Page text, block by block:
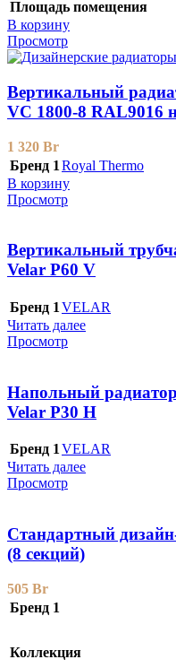
Площадь помещения
В корзину
Просмотр
Вертикальный
VС 1800-8 RAL9016
1 320 Br
Бренд 1 Royal Thermo
В корзину
Просмотр
Вертикальный
Velar P60 V
Бренд 1 VELAR
Читать далее
Просмотр
Напольный
Velar P30 H
Бренд 1VELAR
Читать далее
Просмотр
Стандартный
(8 секций)
505 Br
Бренд 1
Коллекция